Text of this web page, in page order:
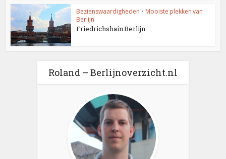
Bezienswaardigheden • Mooiste plekken van
Berlijn
Friedrichshain Berlijn
Roland – Berlijnoverzicht.nl